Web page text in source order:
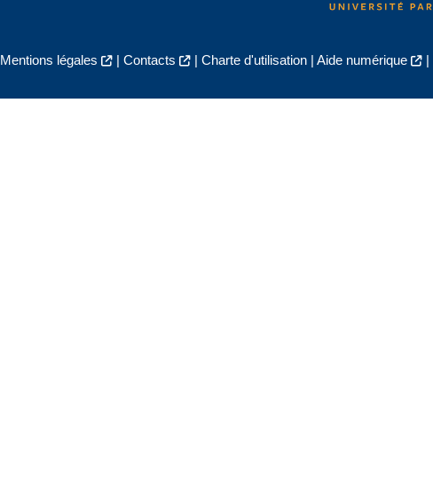
Mentions légales | Contacts | Charte d'utilisation| Aide numérique |